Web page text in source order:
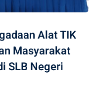
Alat TIK
Masyarakat
SLB Negeri